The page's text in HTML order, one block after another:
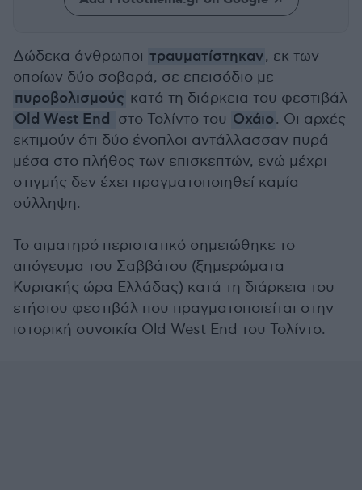
Δώδεκα άνθρωποι τραυματίστηκαν, εκ των
οποίων δύο σοβαρά, σε επεισόδιο με
πυροβολισμούς κατά τη διάρκεια του φεστιβάλ
Old West End στο Τολίντο του Οχάιο. Οι αρχές
εκτιμούν ότι δύο ένοπλοι αντάλλασσαν πυρά
μέσα στο πλήθος των επισκεπτών, ενώ μέχρι
στιγμής δεν έχει πραγματοποιηθεί καμία
σύλληψη.
Το αιματηρό περιστατικό σημειώθηκε το
απόγευμα του Σαββάτου (ξημερώματα
Κυριακής ώρα Ελλάδας) κατά τη διάρκεια του
ετήσιου φεστιβάλ που πραγματοποιείται στην
ιστορική συνοικία Old West End του Τολίντο.